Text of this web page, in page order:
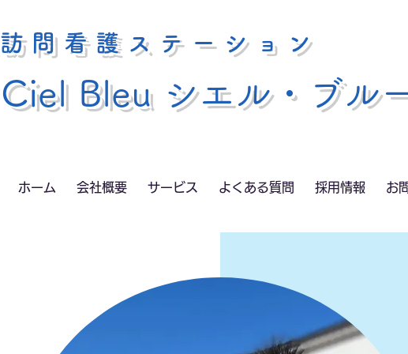
訪問看護ステーション
Ciel Bleu シエル・ブル
ホーム 会社概要 サービス よくある質問 採用情報 お